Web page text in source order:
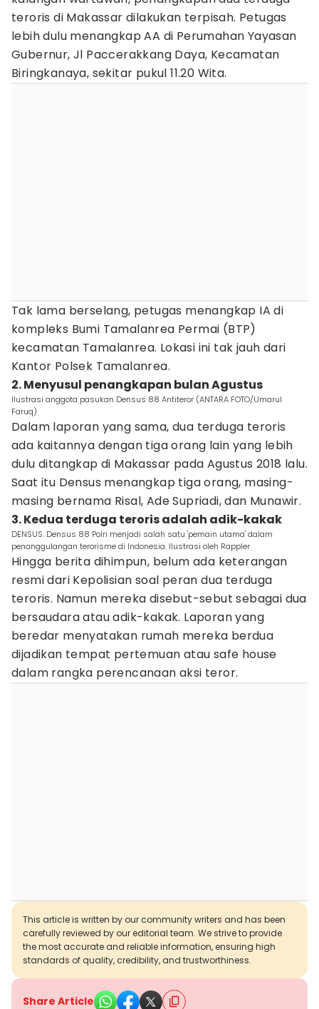
teroris di Makassar dilakukan terpisah. Petugas
lebih dulu menangkap AA di Perumahan Yayasan
Gubernur, Jl Paccerakkang Daya, Kecamatan
Biringkanaya, sekitar pukul 11.20 Wita.
Tak lama berselang, petugas menangkap IA di
kompleks Bumi Tamalanrea Permai (BTP)
kecamatan Tamalanrea. Lokasi ini tak jauh dari
Kantor Polsek Tamalanrea.
2. Menyusul penangkapan bulan Agustus
Ilustrasi anggota pasukan Densus 88 Antiteror (ANTARA FOTO/Umarul
Faruq)
Dalam laporan yang sama, dua terduga teroris
ada kaitannya dengan tiga orang lain yang lebih
dulu ditangkap di Makassar pada Agustus 2018 lalu.
Saat itu Densus menangkap tiga orang, masing-
masing bernama Risal, Ade Supriadi, dan Munawir.
3. Kedua terduga teroris adalah adik-kakak
DENSUS. Densus 88 Polri menjadi salah satu 'pemain utama' dalam
penanggulangan terorisme di Indonesia. Ilustrasi oleh Rappler
Hingga berita dihimpun, belum ada keterangan
resmi dari Kepolisian soal peran dua terduga
teroris. Namun mereka disebut-sebut sebagai dua
bersaudara atau adik-kakak. Laporan yang
beredar menyatakan rumah mereka berdua
dijadikan tempat pertemuan atau safe house
dalam rangka perencanaan aksi teror.
This article is written by our community writers and has been
carefully reviewed by our editorial team. We strive to provide
the most accurate and reliable information, ensuring high
standards of quality, credibility, and trustworthiness.
Share Article